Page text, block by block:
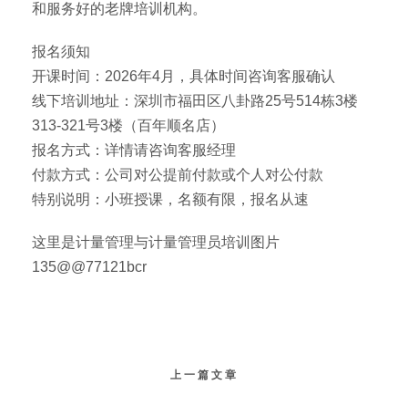
和服务好的老牌培训机构。
报名须知
开课时间：2026年4月，具体时间咨询客服确认
线下培训地址：深圳市福田区八卦路25号514栋3楼
313-321号3楼（百年顺名店）
报名方式：详情请咨询客服经理
付款方式：公司对公提前付款或个人对公付款
特别说明：小班授课，名额有限，报名从速
这里是计量管理与计量管理员培训图片
135@@77121bcr
上一篇文章